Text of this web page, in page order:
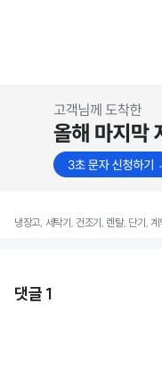
냉장고, 세탁기, 건조기, 렌탈, 단기, 계
댓글 1